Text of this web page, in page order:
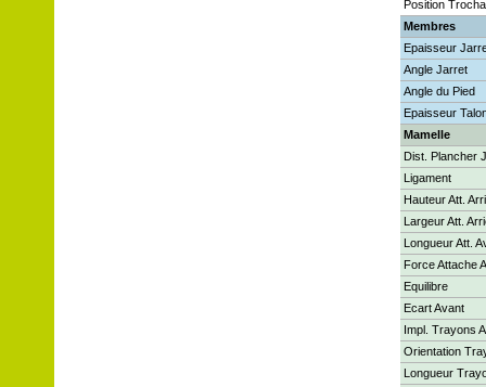
Position
Membres
Epaisseur
Angle Jarret
Angle du Pied
Epaisseur
Mamelle
Dist. Plancher
Ligament
Hauteur Att.
Largeur Att.
Longueur Att.
Force Attache
Equilibre
Ecart Avant
Impl. Trayons
Orientation
Longueur